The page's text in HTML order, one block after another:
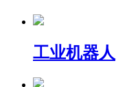
工业机器人